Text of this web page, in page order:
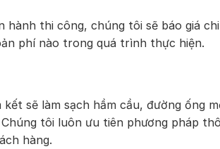
hành thi công, chúng tôi sẽ báo giá
phí nào trong quá trình thực hiện.
sẽ làm sạch hầm cầu, đường ống
tôi luôn ưu tiên phương pháp
hàng.